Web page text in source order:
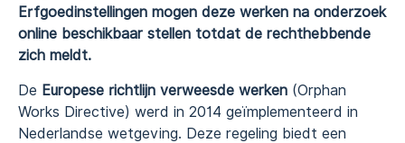
Erfgoedinstellingen mogen deze werken na onderzoek
online beschikbaar stellen totdat de rechthebbende
zich meldt.
De Europese richtlijn verweesde werken (Orphan
Works Directive) werd in 2014 geïmplementeerd in
Nederlandse wetgeving. Deze regeling biedt een